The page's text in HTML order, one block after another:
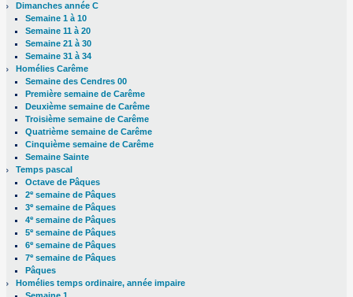
Dimanches année C
Semaine 1 à 10
Semaine 11 à 20
Semaine 21 à 30
Semaine 31 à 34
Homélies Carême
Semaine des Cendres 00
Première semaine de Carême
Deuxième semaine de Carême
Troisième semaine de Carême
Quatrième semaine de Carême
Cinquième semaine de Carême
Semaine Sainte
Temps pascal
Octave de Pâques
2esemaine de Pâques
3esemaine de Pâques
4esemaine de Pâques
5esemaine de Pâques
6esemaine de Pâques
7esemaine de Pâques
Pâques
Homélies temps ordinaire, année impaire